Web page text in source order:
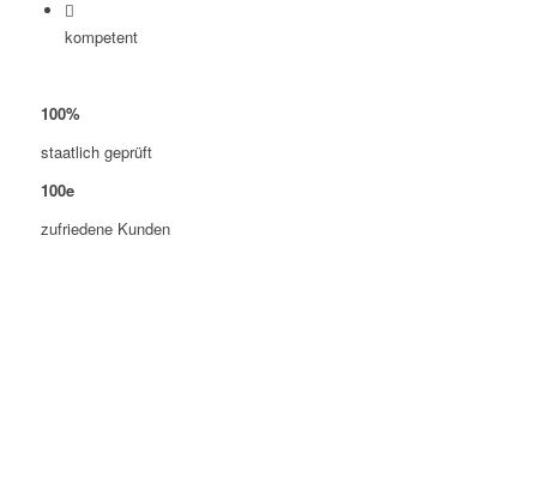
kompetent
100%
staatlich geprüft
100e
zufriedene Kunden